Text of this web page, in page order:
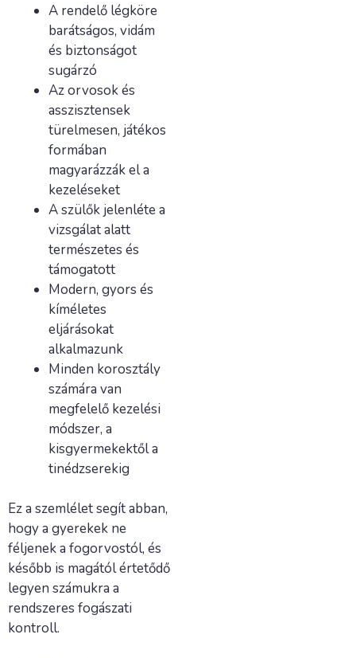
A rendelő légköre
barátságos, vidám
és biztonságot
sugárzó
Az orvosok és
asszisztensek
türelmesen, játékos
formában
magyarázzák el a
kezeléseket
A szülők jelenléte a
vizsgálat alatt
természetes és
támogatott
Modern, gyors és
kíméletes
eljárásokat
alkalmazunk
Minden korosztály
számára van
megfelelő kezelési
módszer, a
kisgyermekektől a
tinédzserekig
Ez a szemlélet segít abban,
hogy a gyerekek ne
féljenek a fogorvostól, és
később is magától értetődő
legyen számukra a
rendszeres fogászati
kontroll.